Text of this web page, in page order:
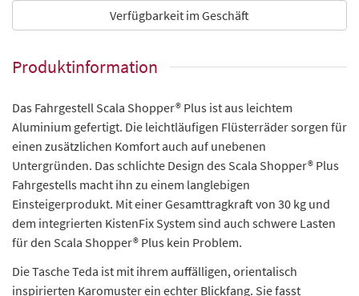
Verfügbarkeit im Geschäft
Produktinformation
Das Fahrgestell Scala Shopper® Plus ist aus leichtem
Aluminium gefertigt. Die leichtläufigen Flüsterräder sorgen für
einen zusätzlichen Komfort auch auf unebenen
Untergründen. Das schlichte Design des Scala Shopper® Plus
Fahrgestells macht ihn zu einem langlebigen
Einsteigerprodukt. Mit einer Gesamttragkraft von 30 kg und
dem integrierten KistenFix System sind auch schwere Lasten
für den Scala Shopper® Plus kein Problem.
Die Tasche Teda ist mit ihrem auffälligen, orientalisch
inspirierten Karomuster ein echter Blickfang. Sie fasst